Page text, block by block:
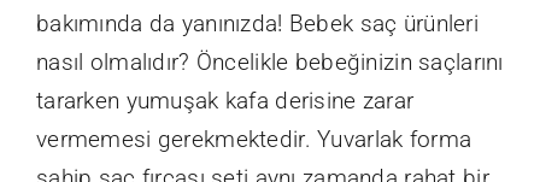
bakımında da yanınızda! Bebek saç ürünleri
nasıl olmalıdır? Öncelikle bebeğinizin saçlarını
tararken yumuşak kafa derisine zarar
vermemesi gerekmektedir. Yuvarlak forma